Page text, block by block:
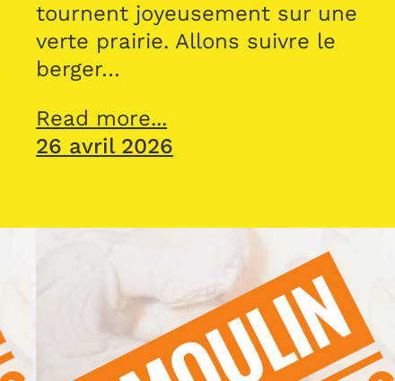
tournent joyeusement sur une
verte prairie. Allons suivre le
berger…
Read more...
26 avril 2026